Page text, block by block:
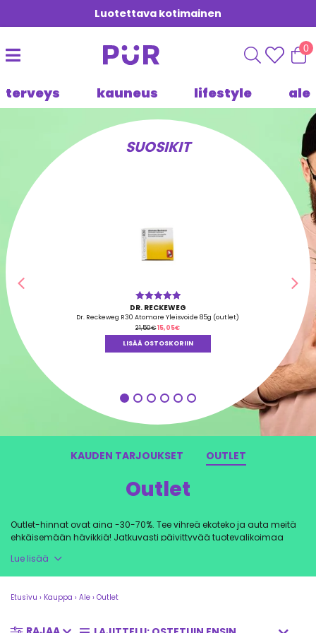
Luotettava kotimainen
0
terveys kauneus lifestyle ale
SUOSIKIT
Arvostelu
tuotteesta:
5.00/ 5
DR. RECKEWEG
Dr. Reckeweg R30 Atomare Yleisvoide 85g (outlet)
21,50€Alkuperäinen
hinta
oli:
21,50€.
15,05€Nykyinen
hinta
on:
15,05€.
LISÄÄ OSTOSKORIIN
Edellinen
KAUDEN TARJOUKSET OUTLET
Outlet
Outlet-hinnat ovat aina -30-70%. Tee vihreä ekoteko ja auta meitä
ehkäisemään hävikkiä! Jatkuvasti päivittyvää tuotevalikoimaa
vähennä hävikkiä!
Lue lisää
Etusivu › Kauppa › Ale › Outlet